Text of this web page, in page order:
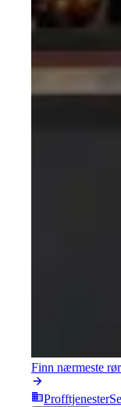
Finn nærmeste
Profftjenester